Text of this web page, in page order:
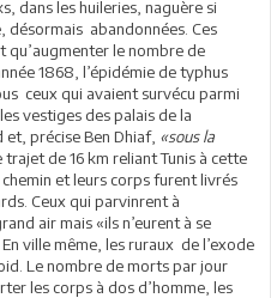
dans les huileries, naguère si
désormais abandonnées. Ces
qu’augmenter le nombre de
1868, l’épidémie de typhus
ceux qui avaient survécu parmi
vestiges des palais de la
précise Ben Dhiaf, «sous la
trajet de 16 km reliant Tunis à cette
et leurs corps furent livrés
Ceux qui parvinrent à
air mais «ils n’eurent à se
ville même, les ruraux de l’exode
Le nombre de morts par jour
les corps à dos d’homme, les